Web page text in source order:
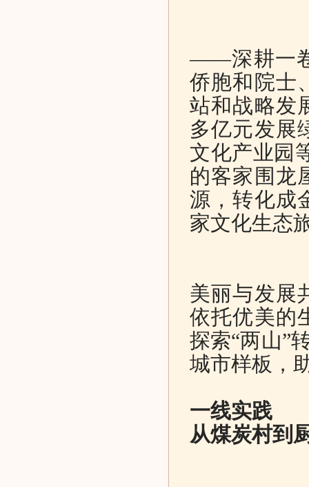
——深耕一
侨胞和院士
站和战略发
多亿元发展
文化产业园
的客家围龙
源，转化成
家文化生态
美丽与发展
依托优美的
探索“两山”
城市样板，
一线实践
从煤炭村到